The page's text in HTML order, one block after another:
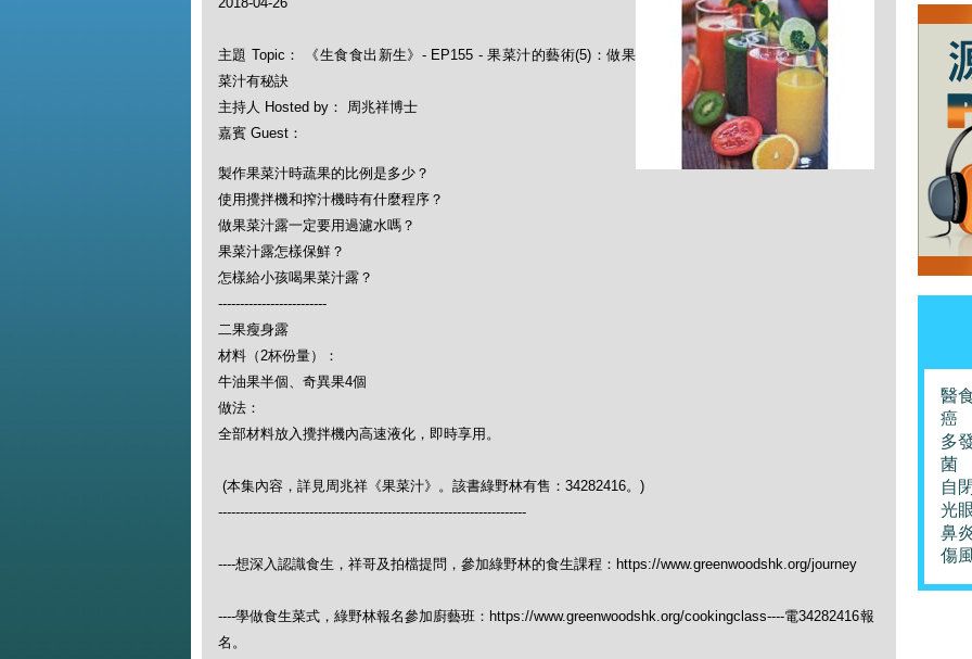
主題 Topic： 《生食食出新生》- EP155 - 果菜汁的藝術(5)：做果
菜汁有秘訣
主持人 Hosted by： 周兆祥博士
嘉賓 Guest：
製作果菜汁時蔬果的比例是多少？
使用攪拌機和搾汁機時有什麼程序？
做果菜汁露一定要用過濾水嗎？
果菜汁露怎樣保鮮？
怎樣給小孩喝果菜汁露？
-------------------------
二果瘦身露
材料（2杯份量）：
牛油果半個、奇異果4個
做法：
全部材料放入攪拌機內高速液化，即時享用。
(本集內容，詳見周兆祥《果菜汁》。該書綠野林有售：34282416。)
-----------------------------------------------------------------------
----想深入認識食生，祥哥及拍檔提問，參加綠野林的食生課程：https://www.greenwoodshk.org/journey
----學做食生菜式，綠野林報名參加廚藝班：https://www.greenwoodshk.org/cookingclass----電34282416報
名。
醫
癌
多
菌
自
光
鼻
傷